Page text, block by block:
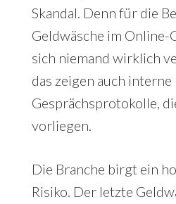
Skandal. Denn für die
Geldwäsche im
sich niemand wirklich
das zeigen auch interne
Gesprächsprotokolle,
vorliegen.
Die Branche birgt ein
Risiko. Der letzte